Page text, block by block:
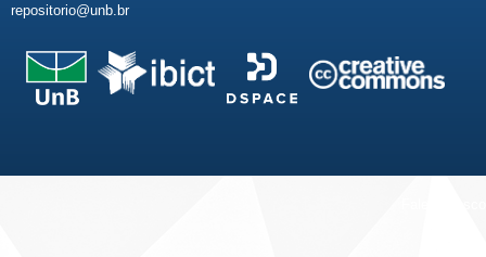
repositorio@unb.br